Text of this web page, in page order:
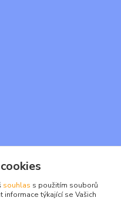
souhlas s použitím souborů
informace týkající se Vašich